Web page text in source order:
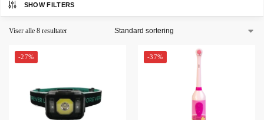
SHOW FILTERS
Viser alle 8 resultater
-27% -37%